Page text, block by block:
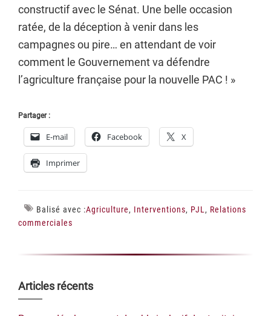
constructif avec le Sénat. Une belle occasion
ratée, de la déception à venir dans les
campagnes ou pire… en attendant de voir
comment le Gouvernement va défendre
l’agriculture française pour la nouvelle PAC ! »
Partager :
E-mail Facebook X
Imprimer
Balisé avec :Agriculture, Interventions, PJL , Relations
commerciales
Barre
latérale
Articles récents